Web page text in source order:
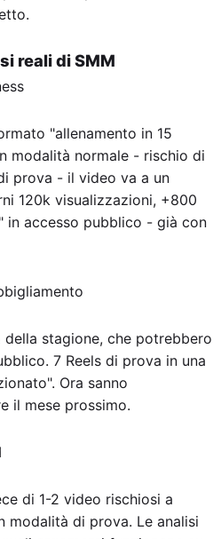
reali di SMM
"allenamento in 15
modalità normale - rischio di
prova - il video va a un
120k visualizzazioni, +800
in accesso pubblico - già con
stagione, che potrebbero
7 Reels di prova in una
Ora sanno
il mese prossimo.
di 1-2 video rischiosi a
modalità di prova. Le analisi